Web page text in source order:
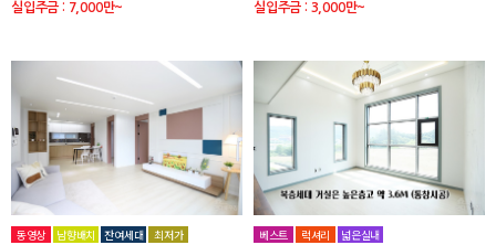
실입주금 : 7,000만~
실입주금 : 3,000만~
동영상 남향배치 잔여세대 최저가 베스트 럭셔리 넓은실내